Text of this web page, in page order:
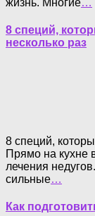
жизнь. Многие…
8 специй,
несколько раз
8 специй,
Прямо на кухне
лечения
сильные…
Как